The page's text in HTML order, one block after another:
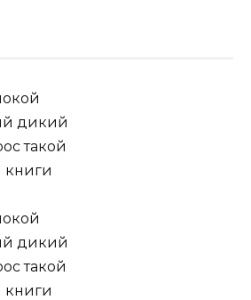
дикий
такой
книги
дикий
такой
книги